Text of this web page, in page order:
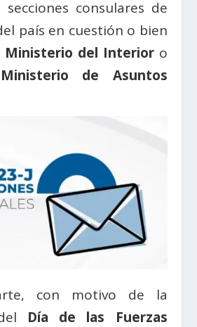
consulares de
país en cuestión o bien
Ministerio del Interioro
Ministerio de Asuntos
con motivo de la
Día de las Fuerzas